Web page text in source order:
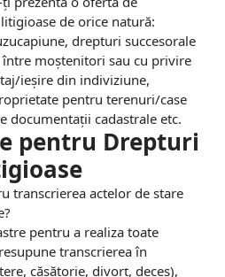
de orice natură:
drepturi succesorale
moștenitori sau cu privire
ieșire din indiviziune,
pentru terenuri/case
documentații cadastrale etc.
pentru Drepturi
transcrierea actelor de stare
pentru a realiza toate
transcrierea în
căsătorie, divorț, deces),